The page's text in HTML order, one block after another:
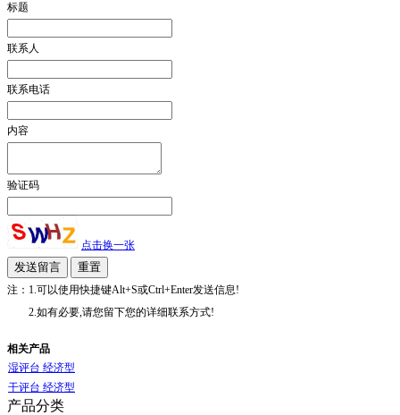
标题
联系人
联系电话
内容
验证码
点击换一张
注：1.可以使用快捷键Alt+S或Ctrl+Enter发送信息!
2.如有必要,请您留下您的详细联系方式!
相关产品
湿评台 经济型
干评台 经济型
产品分类